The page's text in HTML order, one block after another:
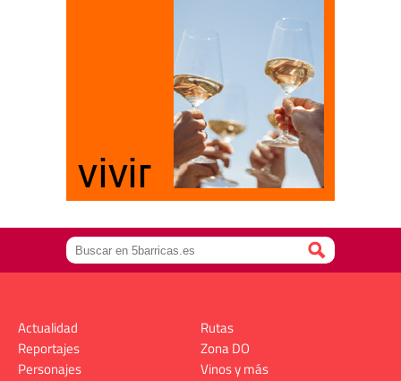
Actualidad
Reportajes
Personajes
Rutas
Zona DO
Vinos y más